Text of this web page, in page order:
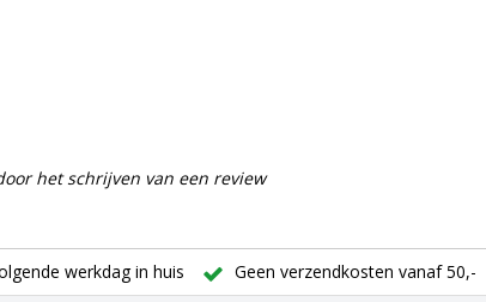
het schrijven van een review
werkdag in huis Geen verzendkosten vanaf 50,-